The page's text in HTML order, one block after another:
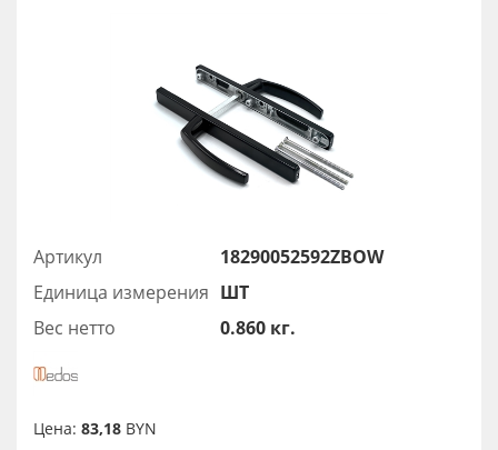
Артикул
18290052592ZBOW
Единица измерения ШТ
Вес нетто
0.860 кг.
Цена: 83,18 BYN